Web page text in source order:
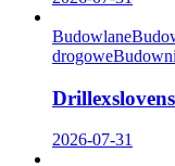
Budowlane
drogowe
2026-07-31